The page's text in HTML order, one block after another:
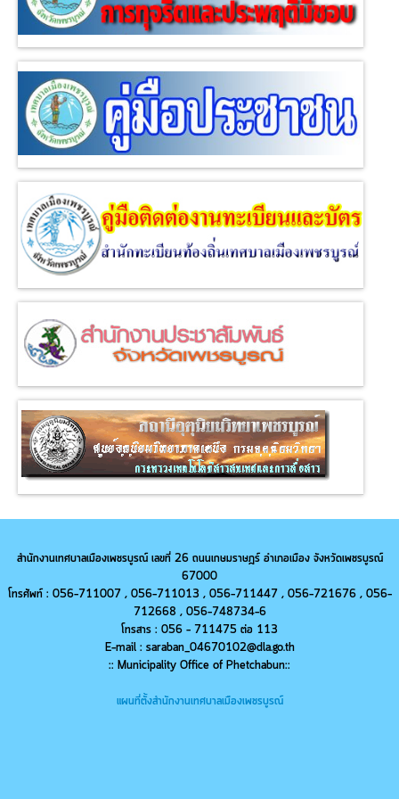
สำนักงานเทศบาลเมืองเพชรบูรณ์ เลขที่ 26 ถนนเกษมราษฎร์ อำเภอเมือง จังหวัดเพชรบูรณ์
67000
โทรศัพท์ : 056-711007 , 056-711013 , 056-711447 , 056-721676 , 056-
712668 , 056-748734-6
โทรสาร : 056 - 711475 ต่อ 113
E-mail : saraban_04670102@dla.go.th
:: Municipality Office of Phetchabun::
แผนที่ตั้งสำนักงานเทศบาลเมืองเพชรบูรณ์